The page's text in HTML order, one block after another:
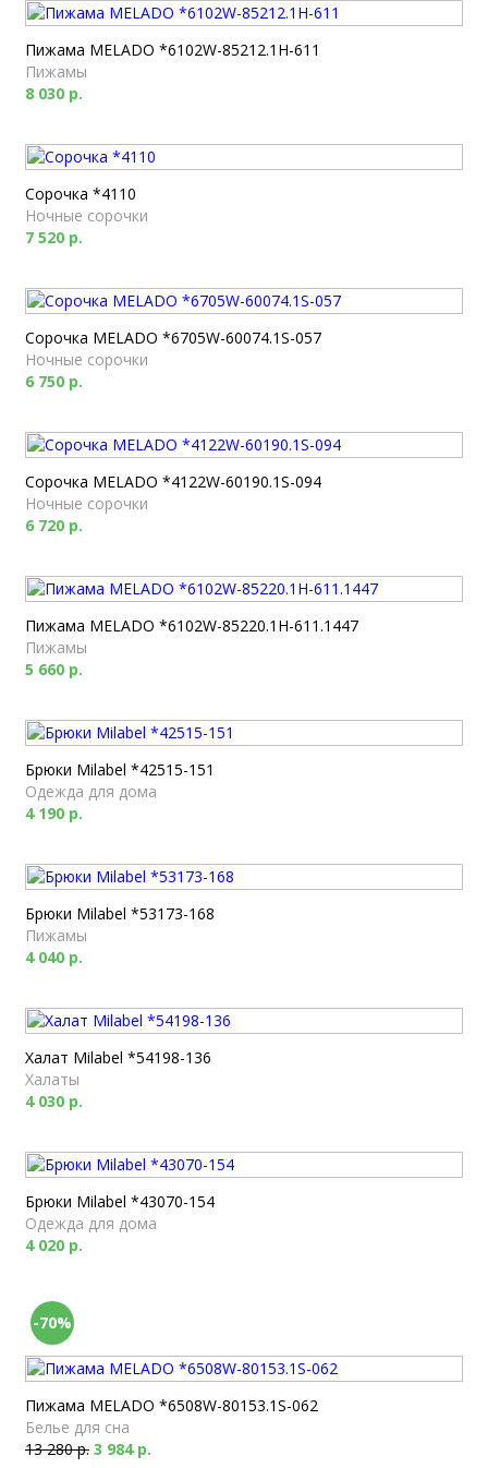
Пижама MELADO *6102W-85212.1H-611
Пижамы
8 030 р.
Сорочка *4110
Ночные сорочки
7 520 р.
Сорочка MELADO *6705W-60074.1S-057
Ночные сорочки
6 750 р.
Сорочка MELADO *4122W-60190.1S-094
Ночные сорочки
6 720 р.
Пижама MELADO *6102W-85220.1H-611.1447
Пижамы
5 660 р.
Брюки Milabel *42515-151
Одежда для дома
4 190 р.
Брюки Milabel *53173-168
Пижамы
4 040 р.
Халат Milabel *54198-136
Халаты
4 030 р.
Брюки Milabel *43070-154
Одежда для дома
4 020 р.
-70%
Пижама MELADO *6508W-80153.1S-062
Белье для сна
13 280 р. 3 984 р.